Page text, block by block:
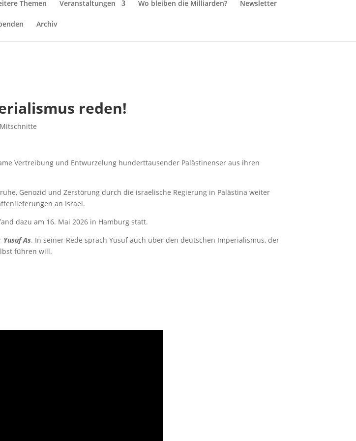
Themen Veranstaltungen Wo bleiben die Milliarden? Newsletter
Archiv
reden!
Vertreibung und Entwurzelung hunderttausender Palästinenser aus ihren
Genozid und Zerstörung durch die israelische Regierung in Palästina weiter
an Israel.
dazu am 16. Mai 2026 in Hamburg statt.
Yusuf As. In seiner Rede sprach Yusuf auch über den deutschen Imperialismus, der
führen will.